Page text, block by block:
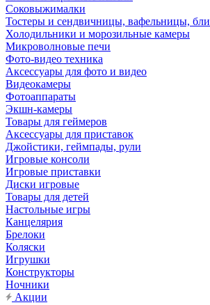
Соковыжималки
Тостеры и сендвичницы, вафельницы,
Холодильники и морозильные камеры
Микроволновые печи
Фото-видео техника
Аксессуары для фото и видео
Видеокамеры
Фотоаппараты
Экшн-камеры
Товары для геймеров
Аксессуары для приставок
Джойстики, геймпады, рули
Игровые консоли
Игровые приставки
Диски игровые
Товары для детей
Настольные игры
Канцелярия
Брелоки
Коляски
Игрушки
Конструкторы
Ночники
Акции